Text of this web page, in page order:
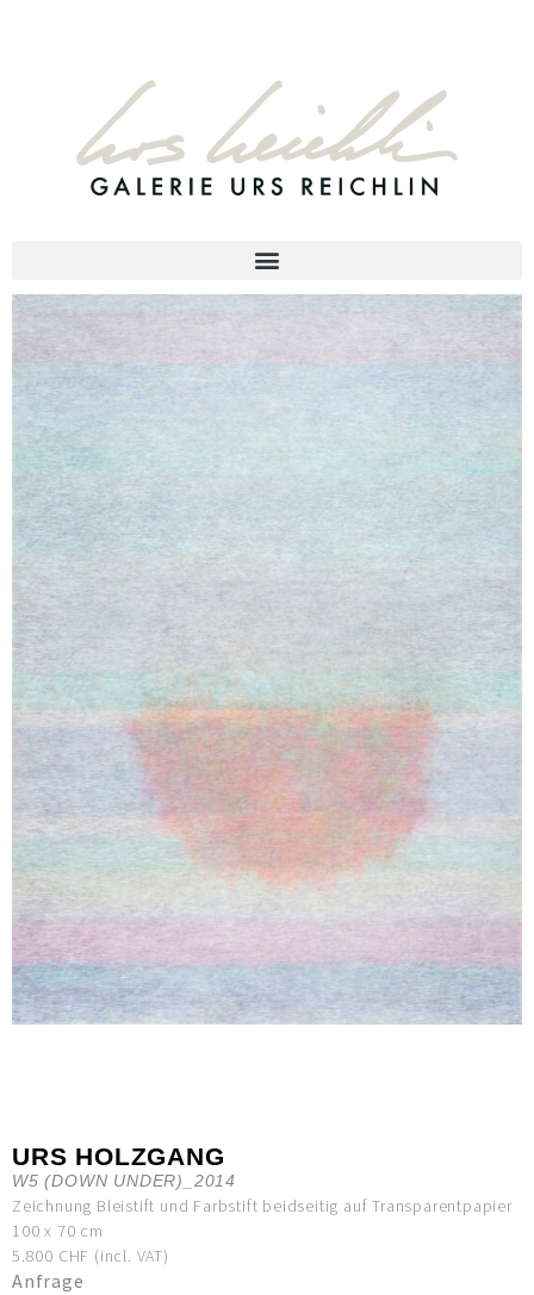
URS HOLZGANG
W5 (DOWN UNDER)_2014
Zeichnung Bleistift und Farbstift beidseitig auf Transparentpapier
100 x 70 cm
5.800 CHF (incl. VAT)
Anfrage